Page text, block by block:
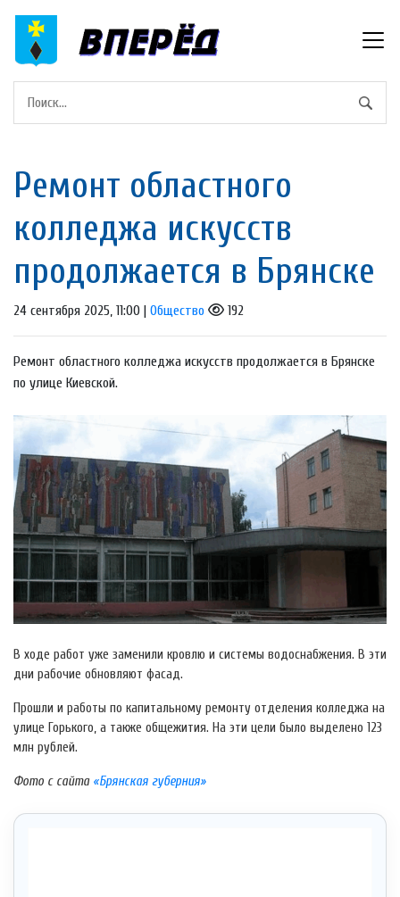
Ремонт областного
колледжа искусств
продолжается в Брянске
24 сентября 2025, 11:00 | Общество 192
Ремонт областного колледжа искусств продолжается в Брянске
по улице Киевской.
В ходе работ уже заменили кровлю и системы водоснабжения. В эти
дни рабочие обновляют фасад.
Прошли и работы по капитальному ремонту отделения колледжа на
улице Горького, а также общежития. На эти цели было выделено 123
млн рублей.
Фото с сайта «Брянская губерния»